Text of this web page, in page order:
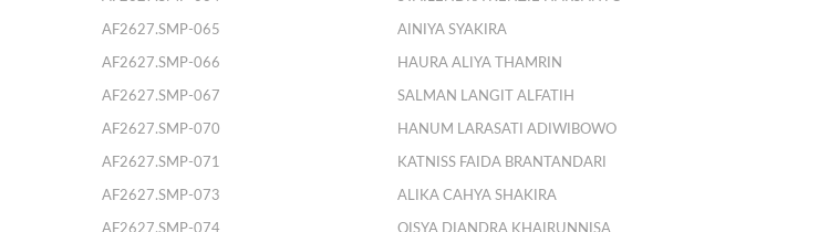
AF2627.SMP-065 AINIYA SYAKIRA
AF2627.SMP-066 HAURA ALIYA THAMRIN
AF2627.SMP-067 SALMAN LANGIT ALFATIH
AF2627.SMP-070 HANUM LARASATI ADIWIBOWO
AF2627.SMP-071 KATNISS FAIDA BRANTANDARI
AF2627.SMP-073 ALIKA CAHYA SHAKIRA